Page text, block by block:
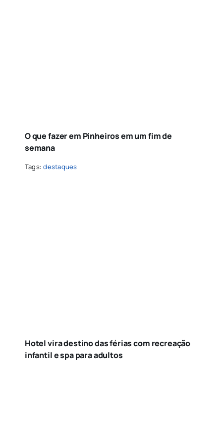
O que fazer em Pinheiros em um fim de
semana
Tags:destaques
Hotel vira destino das férias com recreação
infantil e spa para adultos